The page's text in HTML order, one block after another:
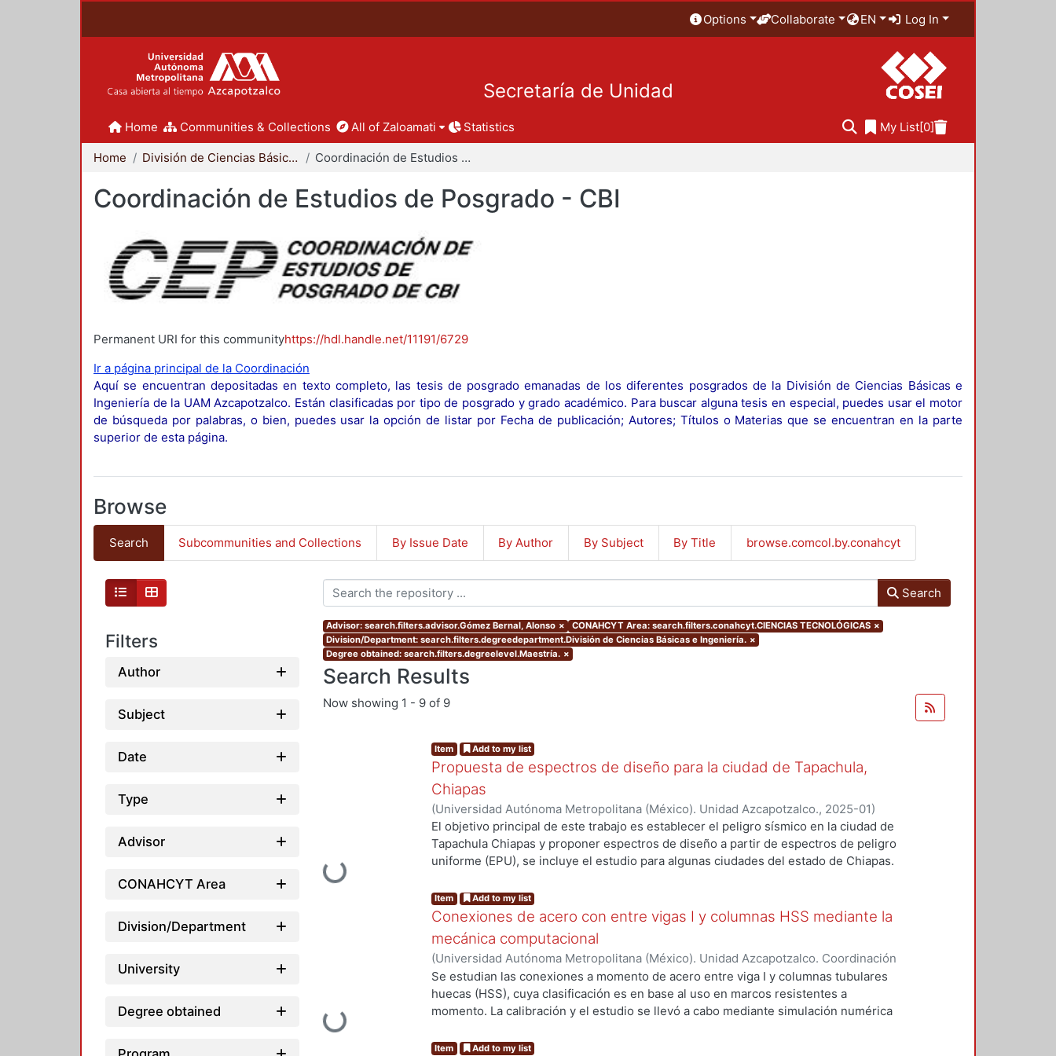
Options Collaborate EN Log In
Secretaría de Unidad
Home Communities & Collections All of Zaloamati Statistics My List[0]
Home División de Ciencias Básicas e Ingeniería Coordinación de Estudios de Posgrado - CBI
Coordinación de Estudios de Posgrado - CBI
Permanent URI for this communityhttps://hdl.handle.net/11191/6729
Ir a página principal de la Coordinación
Aquí se encuentran depositadas en texto completo, las tesis de posgrado emanadas de los diferentes posgrados de la División de Ciencias Básicas e
Ingeniería de la UAM Azcapotzalco. Están clasificadas por tipo de posgrado y grado académico. Para buscar alguna tesis en especial, puedes usar el motor
de búsqueda por palabras, o bien, puedes usar la opción de listar por Fecha de publicación; Autores; Títulos o Materias que se encuentran en la parte
superior de esta página.
Browse
Search Subcommunities and Collections By Issue Date By Author By Subject By Title browse.comcol.by.conahcyt
Filters
Author
Subject
Date
Type
Advisor
CONAHCYT Area
Division/Department
University
Degree obtained
Search
Advisor: search.filters.advisor.Gómez Bernal, Alonso × CONAHCYT Area: search.filters.conahcyt.CIENCIAS TECNOLÓGICAS ×
Division/Department: search.filters.degreedepartment.División de Ciencias Básicas e Ingeniería. ×
Degree obtained: search.filters.degreelevel.Maestría. ×
Search Results
Now showing 1 - 9 of 9
Loading...
Item Add to my list
Propuesta de espectros de diseño para la ciudad de Tapachula,
Chiapas
(Universidad Autónoma Metropolitana (México). Unidad Azcapotzalco., 2025-01)
Orozco Borraz, Alejandro
El objetivo principal de este trabajo es establecer el peligro sísmico en la ciudad de
Tapachula Chiapas y proponer espectros de diseño a partir de espectros de peligro
uniforme (EPU), se incluye el estudio para algunas ciudades del estado de Chiapas.
proporciona un marco de referencia en el que las incertidumbres pueden ser
identificadas, cuantificadas y combinadas. Se emplea el programa Ez-frisk asociado
al cálculo del peligro sísmico, obteniendo las curvas de peligro sísmico y espectros
de peligro uniforme, empleando 3 diferentes distancias de influencia (500, 300 y
200 km.) con el objetivo de conocer la variabilidad de los resultados sísmicos al
usar distancias amplias o pequeñas. Al emplear distancias diferentes, los valores
obtenidos no tienen una diferencia notable una con respecto a otra. Usando este
criterio, para los EPU que se calcularon para los diferentes municipios
empleados fueron Tr de 475, 975 y 2,475 años, obteniendo EPU para diferentes
Loading...
Item Add to my list
Conexiones de acero con entre vigas I y columnas HSS mediante la
mecánica computacional
(Universidad Autónoma Metropolitana (México). Unidad Azcapotzalco. Coordinación
de Servicios de Información., 2020-11)Tenorio Peralta, José Israel
Se estudian las conexiones a momento de acero entre viga I y columnas tubulares
huecas (HSS), cuya clasificación es en base al uso en marcos resistentes a
momento. La calibración y el estudio se llevó a cabo mediante simulación numérica
primera sección se calibraron dos pruebas experimentales de las cuales se
Item Add to my list